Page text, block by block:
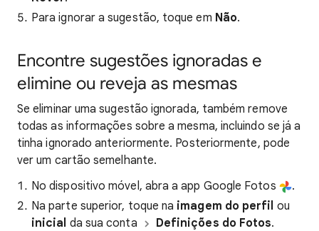
Para ignorar a sugestão, toque em Não.
Encontre sugestões ignoradas e
elimine ou reveja as mesmas
Se eliminar uma sugestão ignorada, também remove
todas as informações sobre a mesma, incluindo se já a
tinha ignorado anteriormente. Posteriormente, pode
ver um cartão semelhante.
No dispositivo móvel, abra a app Google Fotos
.
Na parte superior, toque na imagem do perfil ou
inicial da sua conta Definições do Fotos.